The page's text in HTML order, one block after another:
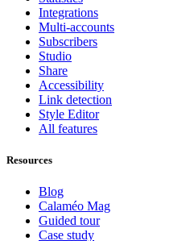
Integrations
Multi-accounts
Subscribers
Studio
Share
Accessibility
Link detection
Style Editor
All features
Resources
Blog
Calaméo Mag
Guided tour
Case study